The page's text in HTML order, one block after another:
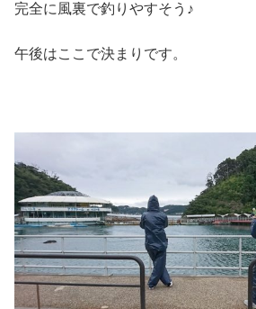
完全に風裏で釣りやすそう♪
午後はここで決まりです。